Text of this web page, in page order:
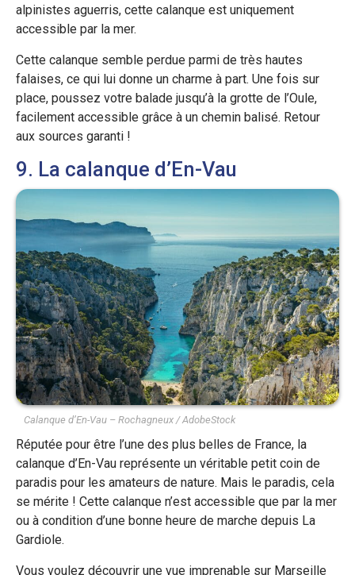
alpinistes aguerris, cette calanque est uniquement
accessible par la mer.
Cette calanque semble perdue parmi de très hautes
falaises, ce qui lui donne un charme à part. Une fois sur
place, poussez votre balade jusqu’à la grotte de l’Oule,
facilement accessible grâce à un chemin balisé. Retour
aux sources garanti !
9. La calanque d’En-Vau
Calanque d’En-Vau – Rochagneux / AdobeStock
Réputée pour être l’une des plus belles de France, la
calanque d’En-Vau représente un véritable petit coin de
paradis pour les amateurs de nature. Mais le paradis, cela
se mérite ! Cette calanque n’est accessible que par la mer
ou à condition d’une bonne heure de marche depuis La
Gardiole.
Vous voulez découvrir une vue imprenable sur Marseille